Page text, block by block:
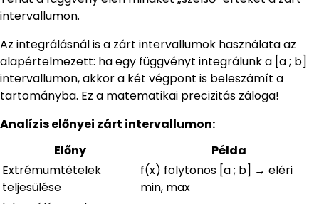
intervallumon.
Az integrálásnál is a zárt intervallumok használata az
alapértelmezett: ha egy függvényt integrálunk a [a ; b]
intervallumon, akkor a két végpont is beleszámít a
tartományba. Ez a matematikai precizitás záloga!
Analízis előnyei zárt intervallumon:
Előny
Példa
Extrémumtételek
teljesülése
f(x) folytonos [a ; b] → eléri
min, max